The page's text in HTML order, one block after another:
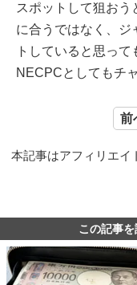
スポットして狙おう
に合うではなく、ジ
トしていると思って
NECPCとしてもチ
前
本記事はアフィリエイ
この記事